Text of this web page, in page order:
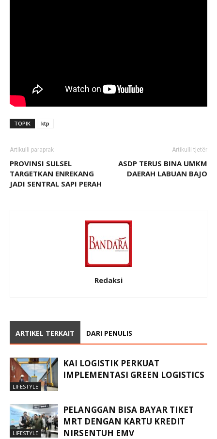
TOPIK ktp
Artikulli paraprak
PROVINSI SULSEL
TARGETKAN ENREKANG
JADI SENTRAL SAPI PERAH
Artikulli tjetër
ASDP TERUS BINA UMKM
DAERAH LABUAN BAJO
Redaksi
ARTIKEL TERKAIT DARI PENULIS
LIFESTYLE
KAI LOGISTIK PERKUAT
IMPLEMENTASI GREEN LOGISTICS
LIFESTYLE
PELANGGAN BISA BAYAR TIKET
MRT DENGAN KARTU KREDIT
NIRSENTUH EMV